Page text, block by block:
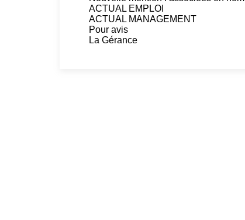
ACTUAL EMPLOI
ACTUAL MANAGEMENT
Pour avis
La Gérance